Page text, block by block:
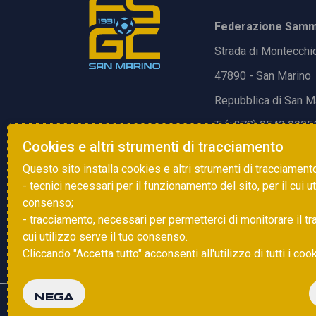
Federazione
Strada di
47890 - San Marino
Repubblica di San
T. (+378) 0549
E.info@fsgc.sm
Copyright © 2025 FSGC. Tutti i diritti riservati
Cookies e altri strumenti di tracciamento
Questo sito installa cookies e altri strumenti di
- tecnici necessari per il funzionamento del sito, per il cui
consenso;
- tracciamento, necessari per permetterci di monitorare il
cui utilizzo serve il tuo consenso.
Cliccando "Accetta tutto" acconsenti all'utilizzo di tutti i
NEGA